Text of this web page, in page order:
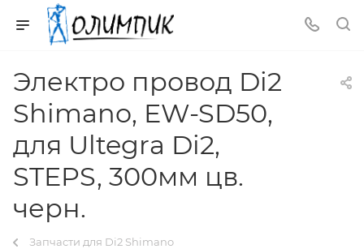
Электро провод Di2
Shimano, EW-SD50,
для Ultegra Di2,
STEPS, 300мм цв.
черн.
Запчасти для Di2 Shimano